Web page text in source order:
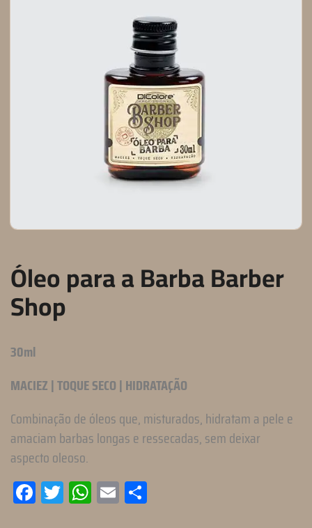
Óleo para a Barba Barber
Shop
30ml
MACIEZ| TOQUE SECO | HIDRATAÇÃO
Combinação de óleos que, misturados, hidratam a pele e
amaciam barbas longas e ressecadas, sem deixar
aspecto oleoso.
Facebook
TwitterWhatsApp
Email